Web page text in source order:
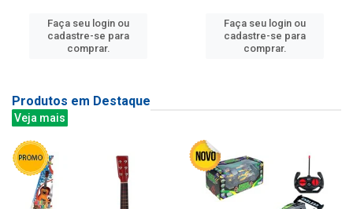
Faça seu login ou
cadastre-se para
comprar.
Faça seu login ou
cadastre-se para
comprar.
Produtos em Destaque
Veja mais